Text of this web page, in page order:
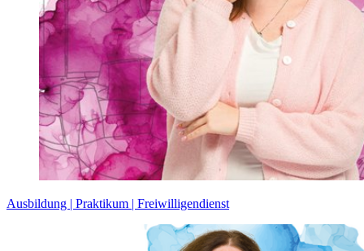
Ausbildung | Praktikum | Freiwilligendienst